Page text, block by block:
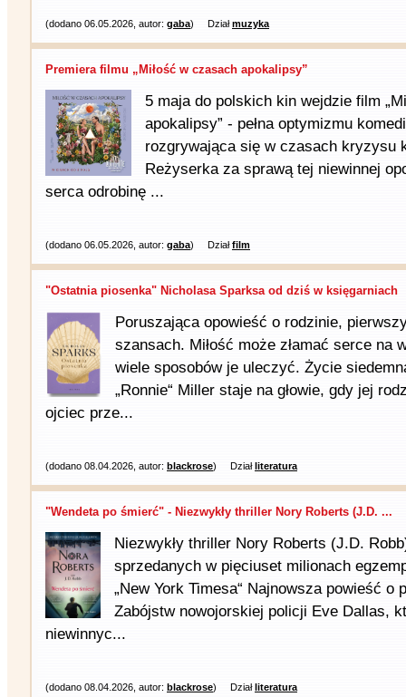
(dodano 06.05.2026, autor: gaba) Działmuzyka
Premiera filmu „Miłość w czasach apokalipsy”
5 maja do polskich kin wejdzie film
apokalipsy” - pełna optymizmu
rozgrywająca się w czasach kryzysu
Reżyserka za sprawą tej niewinnej
serca odrobinę ...
(dodano 06.05.2026, autor: gaba) Działfilm
"Ostatnia piosenka" Nicholasa Sparksa od dziś w księgarniach
Poruszająca opowieść o rodzinie,
szansach. Miłość może złamać serce na
wiele sposobów je uleczyć. Życie
„Ronnie“ Miller staje na głowie, gdy jej
ojciec prze...
(dodano 08.04.2026, autor: blackrose) Działliteratura
"Wendeta po śmierć" - Niezwykły thriller Nory Roberts (J.D. ...
Niezwykły thriller Nory Roberts (J.D.
sprzedanych w pięciuset milionach
„New York Timesa“ Najnowsza powieść o
Zabójstw nowojorskiej policji Eve Dallas,
niewinnyc...
(dodano 08.04.2026, autor: blackrose) Działliteratura